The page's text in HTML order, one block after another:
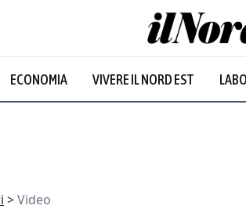
ECONOMIA VIVERE IL NORD EST
Video